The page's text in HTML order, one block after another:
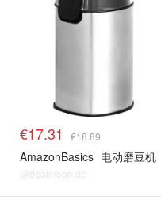
€17.31 €18.89
AmazonBasics 电动磨豆机
@dealmoon.de